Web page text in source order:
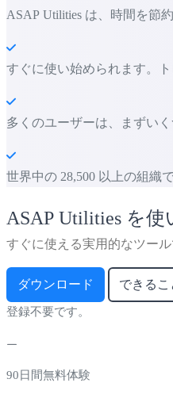
ASAP Utilities は、時間を節
すぐに使い始められます。
多くのユーザーは、まずい
世界中の 28,500 以上の組織
ASAP Utilities を使
すぐに使える実用的なツー
ダウンロード できるこ
登録不要です。
90日間無料体験